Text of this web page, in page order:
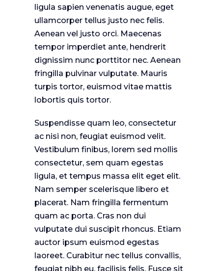
ligula sapien venenatis augue, eget
ullamcorper tellus justo nec felis.
Aenean vel justo orci. Maecenas
tempor imperdiet ante, hendrerit
dignissim nunc porttitor nec. Aenean
fringilla pulvinar vulputate. Mauris
turpis tortor, euismod vitae mattis
lobortis quis tortor.
Suspendisse quam leo, consectetur
ac nisi non, feugiat euismod velit.
Vestibulum finibus, lorem sed mollis
consectetur, sem quam egestas
ligula, et tempus massa elit eget elit.
Nam semper scelerisque libero et
placerat. Nam fringilla fermentum
quam ac porta. Cras non dui
vulputate dui suscipit rhoncus. Etiam
auctor ipsum euismod egestas
laoreet. Curabitur nec tellus convallis,
feugiat nibh eu, facilisis felis. Fusce sit